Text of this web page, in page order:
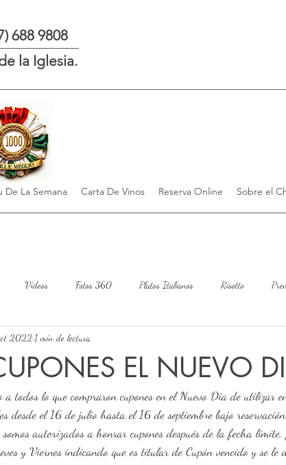
688 9808
la Iglesia.
De La Semana Carta De Vinos Reserva Online Sobre el
Videos Fotos 360 Platos Italianos Risotto
EL NUEVO
2022 1 min de lectura
todos lo que compraron cupones en el Nuevo Dia de utilizar
desde el 16 de julio hasta el 16 de septiembre bajo
autorizados a honrar cupones después de la fecha
y Viernes indicando que es titular de Cupón vencido y se le